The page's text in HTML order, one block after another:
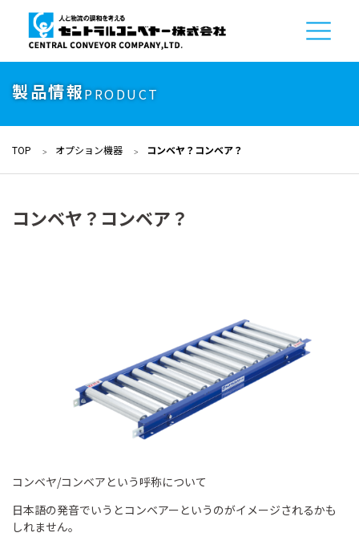
製品情報PRODUCT
TOP オプション機器 コンベヤ？コンベア？
コンベヤ？コンベア？
コンベヤ/コンベアという呼称について
日本語の発音でいうとコンベアーというのがイメージされるかも
しれません。